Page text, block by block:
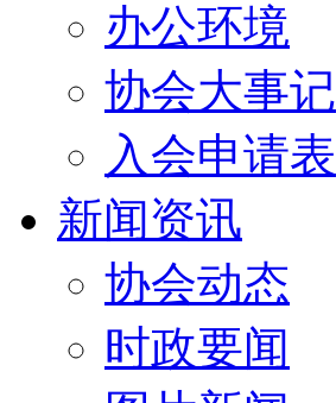
办公环境
协会大事记
入会申请表
新闻资讯
协会动态
时政要闻